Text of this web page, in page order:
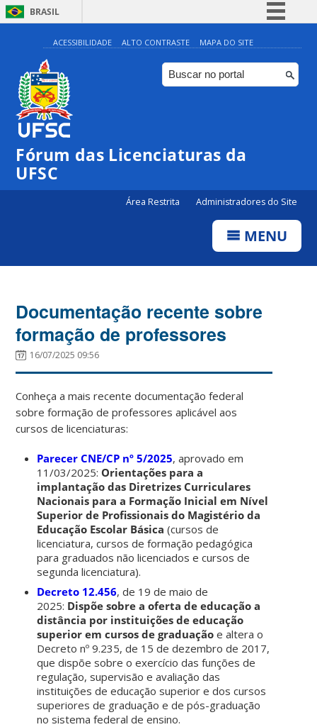
BRASIL
Simplifique!
Comunica BR
Participe
Canais
ACESSIBILIDADE ALTO CONTRASTE MAPA DO SITE
Fórum das Licenciaturas da
UFSC
Área Restrita Administradores do Site
MENU
Documentação recente sobre
formação de professores
16/07/2025 09:56
Conheça a mais recente documentação federal
sobre formação de professores aplicável aos
cursos de licenciaturas:
Parecer CNE/CP nº 5/2025, aprovado em
11/03/2025: Orientações para a
implantação das Diretrizes Curriculares
Nacionais para a Formação Inicial em Nível
Superior de Profissionais do Magistério da
Educação Escolar Básica (cursos de
licenciatura, cursos de formação pedagógica
para graduados não licenciados e cursos de
segunda licenciatura).
Decreto 12.456, de 19 de maio de
2025: Dispõe sobre a oferta de educação a
distância por instituições de educação
superior em cursos de graduação e altera o
Decreto nº 9.235, de 15 de dezembro de 2017,
que dispõe sobre o exercício das funções de
regulação, supervisão e avaliação das
instituições de educação superior e dos cursos
superiores de graduação e de pós-graduação
no sistema federal de ensino.